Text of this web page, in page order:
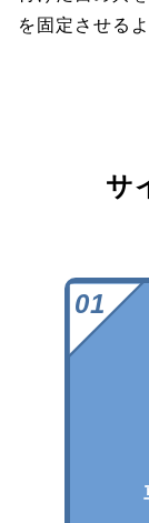
を固定させる
サ